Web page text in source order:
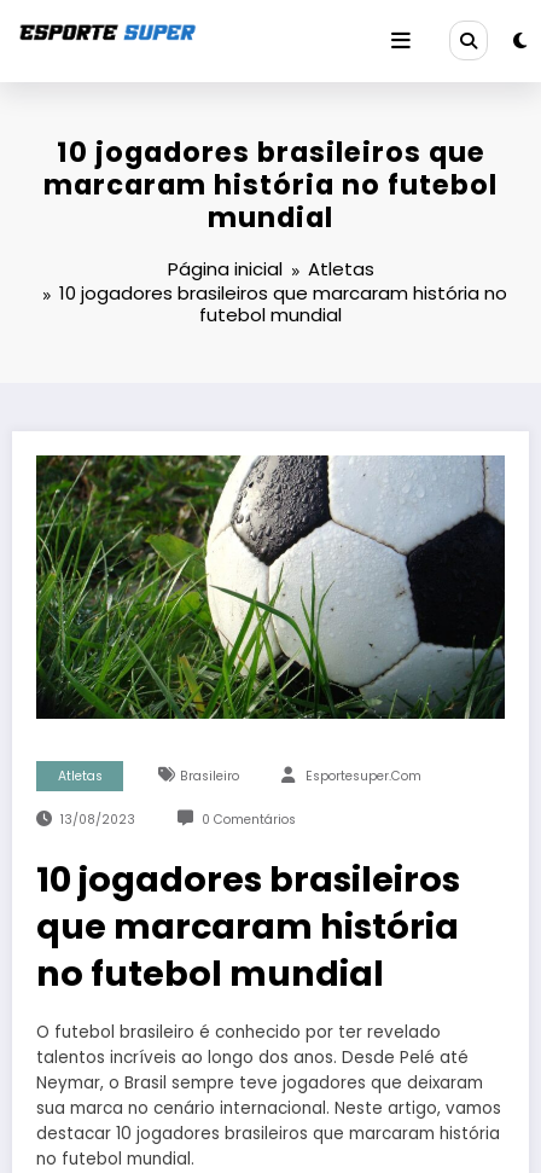
para
conteúdo
10 jogadores brasileiros que
marcaram história no futebol
mundial
Página inicial
Atletas
10 jogadores brasileiros que marcaram história no
futebol mundial
Atletas Brasileiro Esportesuper.com
13/08/2023 0 Comentários
10 jogadores brasileiros
que marcaram história
no futebol mundial
O futebol brasileiro é conhecido por ter revelado
talentos incríveis ao longo dos anos. Desde Pelé até
Neymar, o Brasil sempre teve jogadores que deixaram
sua marca no cenário internacional. Neste artigo, vamos
destacar 10 jogadores brasileiros que marcaram história
no futebol mundial.